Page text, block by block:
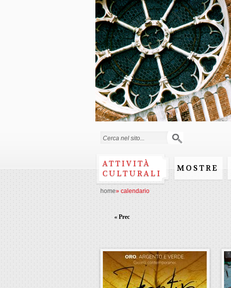
Form di ricerca
ATTIVITÀ
CULTURALI
MOSTRE
home» calendario
« Prec